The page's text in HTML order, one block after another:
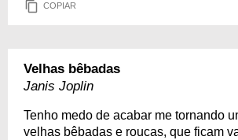
COPIAR
Velhas bêbadas
Janis Joplin
Tenho medo de acabar me tornando
velhas bêbadas e roucas, que ficam